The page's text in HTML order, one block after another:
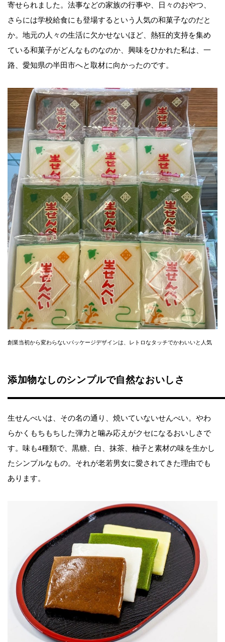
寄せられました。法事などの家族の行事や、日々のおやつ、
さらには学校給食にも登場するという人気の和菓子なのだと
か。地元の人々の生活に欠かせないほど、熱狂的支持を集め
ている和菓子がどんなものなのか、興味をひかれた私は、一
路、愛知県の半田市へと取材に向かったのです。
創業当初から変わらないパッケージデザインは、レトロなタッチでかわいいと人気
添加物なしのシンプルで自然なおいしさ
生せんべいは、その名の通り、焼いていないせんべい。やわ
らかくもちもちした弾力と噛み応えがクセになるおいしさで
す。味も4種類で、黒糖、白、抹茶、柚子と素材の味を生かし
たシンプルなもの。それが老若男女に愛されてきた理由でも
あります。